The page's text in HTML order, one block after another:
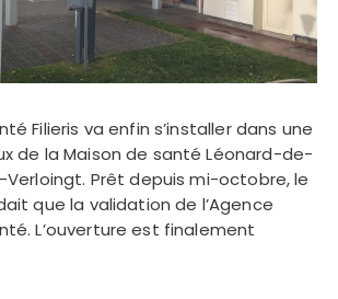
Filieris va enfin s’installer dans une
de la Maison de santé Léonard-de-
Verloingt. Prêt depuis mi-octobre, le
que la validation de l’Agence
L’ouverture est finalement